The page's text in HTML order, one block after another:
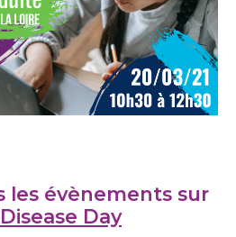
les évènements sur
Day